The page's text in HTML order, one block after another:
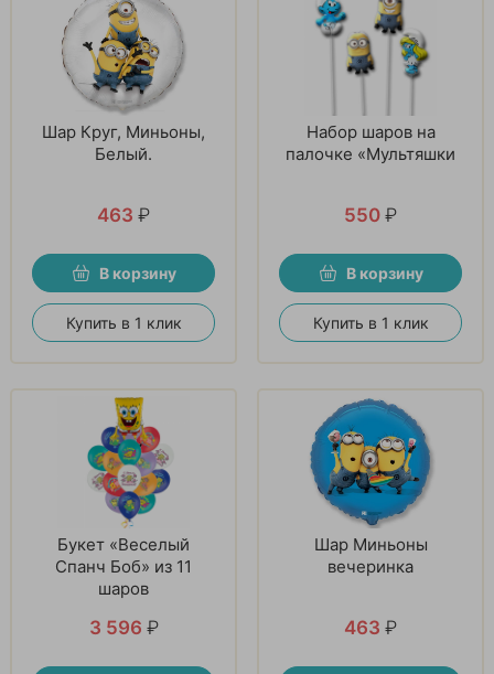
Шар Круг, Миньоны,
Белый.
463 ₽
В корзину
Купить в 1 клик
Набор шаров на
палочке «Мультяшки
550 ₽
В корзину
Купить в 1 клик
Букет «Веселый
Спанч Боб» из 11
шаров
3 596 ₽
Шар Миньоны
вечеринка
463 ₽